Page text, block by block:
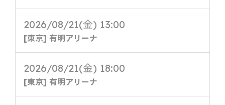
2026/08/21(金) 13:00
[東京] 有明アリーナ
2026/08/21(金) 18:00
[東京] 有明アリーナ